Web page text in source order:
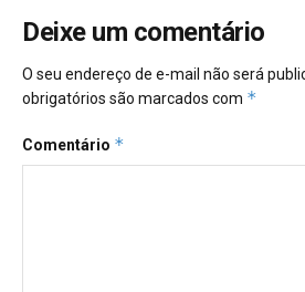
Deixe um comentário
O seu endereço de e-mail não será
obrigatórios são marcados com *
Comentário *